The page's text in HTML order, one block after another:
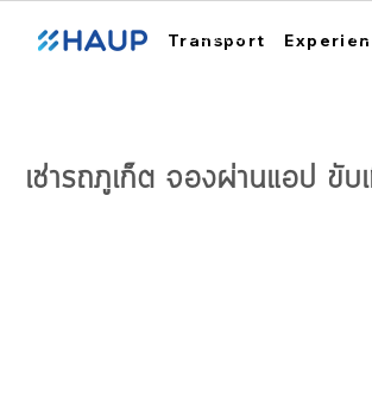
Transport
ฮ้อปคาร์ การ
เช่ารถภูเก็ต จองผ่านแอป ขับ